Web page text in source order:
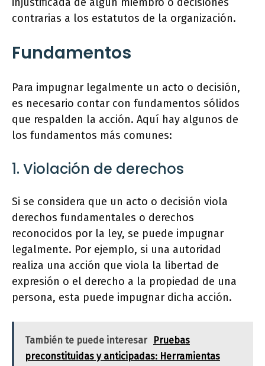
contrarias a los estatutos de la organización.
Fundamentos
Para impugnar legalmente un acto o decisión,
es necesario contar con fundamentos sólidos
que respalden la acción. Aquí hay algunos de
los fundamentos más comunes:
1. Violación de derechos
Si se considera que un acto o decisión viola
derechos fundamentales o derechos
reconocidos por la ley, se puede impugnar
legalmente. Por ejemplo, si una autoridad
realiza una acción que viola la libertad de
expresión o el derecho a la propiedad de una
persona, esta puede impugnar dicha acción.
También te puede interesar
Pruebas
preconstituidas y anticipadas: Herramientas